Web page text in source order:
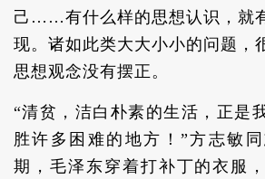
己……有什么样的思想认识，就
现。诸如此类大大小小的问题，
思想观念没有摆正。
“清贫，洁白朴素的生活，正是
胜许多困难的地方！”方志敏
期，毛泽东穿着打补丁的衣服